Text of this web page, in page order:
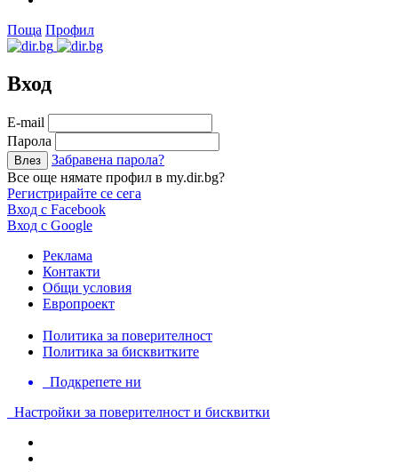
Поща Профил
Вход
Е-mail
Парола
Забравена парола?
Все още нямате профил в my.dir.bg?
Регистрирайте се сега
Вход с Facebook
Вход с Google
Реклама
Контакти
Общи условия
Европроект
Политика за поверителност
Политика за бисквитките
Подкрепете ни
Настройки за поверителност и бисквитки